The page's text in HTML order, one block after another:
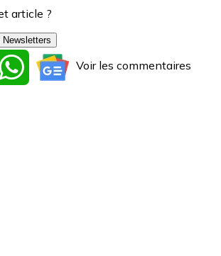
article ?
Newsletters
WhatsAppVoir les commentaires